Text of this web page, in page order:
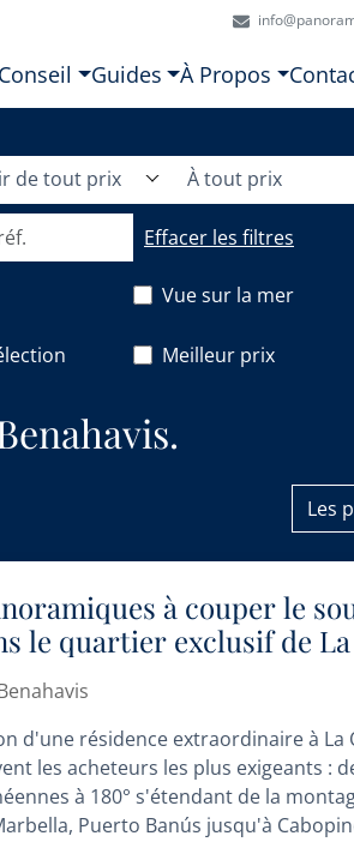
Conseil Guides À Propos
de tout prix À tout prix
Effacer les filtres
Vue sur la mer
Meilleur prix
Les
à couper le
le quartier exclusif de
de luxe prêt à
d'une résidence extraordinaire à
les acheteurs les plus exigeants :
à 180° s'étendant de la
Puerto Banús jusqu'à